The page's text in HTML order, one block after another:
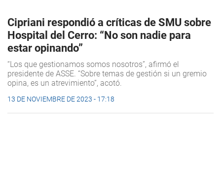
Cipriani respondió a críticas de SMU sobre
Hospital del Cerro: “No son nadie para
estar opinando”
“Los que gestionamos somos nosotros”, afirmó el
presidente de ASSE. “Sobre temas de gestión si un gremio
opina, es un atrevimiento”, acotó.
13 DE NOVIEMBRE DE 2023 - 17:18